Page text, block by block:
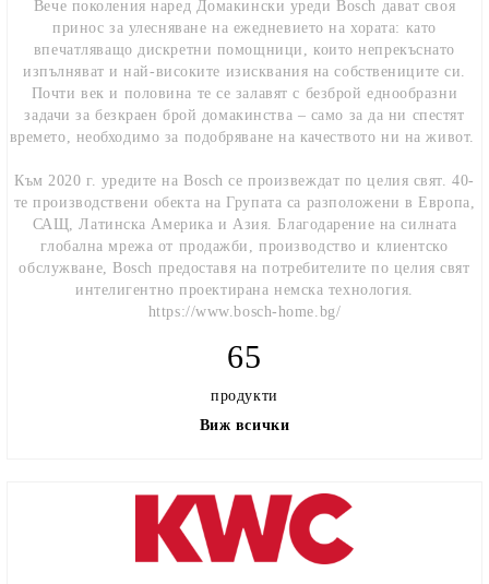
Вече поколения наред Домакински уреди Bosch дават своя
принос за улесняване на ежедневието на хората: като
впечатляващо дискретни помощници, които непрекъснато
изпълняват и най-високите изисквания на собствениците си.
Почти век и половина те се залавят с безброй еднообразни
задачи за безкраен брой домакинства – само за да ни спестят
времето, необходимо за подобряване на качеството ни на живот.
Към 2020 г. уредите на Bosch се произвеждат по целия свят. 40-
те производствени обекта на Групата са разположени в Европа,
САЩ, Латинска Америка и Азия. Благодарение на силната
глобална мрежа от продажби, производство и клиентско
обслужване, Bosch предоставя на потребителите по целия свят
интелигентно проектирана немска технология.
https://www.bosch-home.bg/
65
продукти
Виж всички